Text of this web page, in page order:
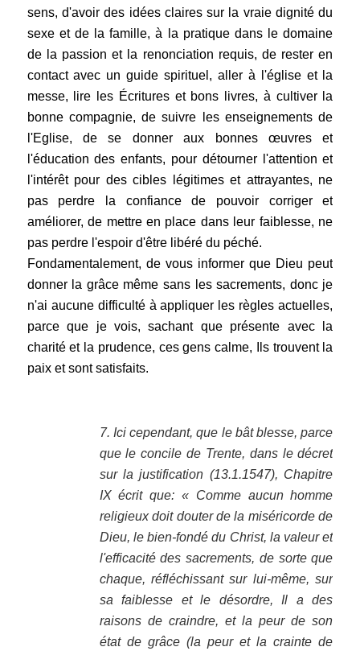
sens, d'avoir des idées claires sur la vraie dignité du
sexe et de la famille, à la pratique dans le domaine
de la passion et la renonciation requis, de rester en
contact avec un guide spirituel, aller à l'église et la
messe, lire les Écritures et bons livres, à cultiver la
bonne compagnie, de suivre les enseignements de
l'Eglise, de se donner aux bonnes œuvres et
l'éducation des enfants, pour détourner l'attention et
l'intérêt pour des cibles légitimes et attrayantes, ne
pas perdre la confiance de pouvoir corriger et
améliorer, de mettre en place dans leur faiblesse, ne
pas perdre l'espoir d'être libéré du péché.
Fondamentalement, de vous informer que Dieu peut
donner la grâce même sans les sacrements, donc je
n'ai aucune difficulté à appliquer les règles actuelles,
parce que je vois, sachant que présente avec la
charité et la prudence, ces gens calme, Ils trouvent la
paix et sont satisfaits.
7. Ici cependant, que le bât blesse, parce
que le concile de Trente, dans le décret
sur la justification (13.1.1547), Chapitre
IX écrit que: « Comme aucun homme
religieux doit douter de la miséricorde de
Dieu, le bien-fondé du Christ, la valeur et
l'efficacité des sacrements, de sorte que
chaque, réfléchissant sur lui-même, sur
sa faiblesse et le désordre, Il a des
raisons de craindre, et la peur de son
état de grâce (la peur et la crainte de